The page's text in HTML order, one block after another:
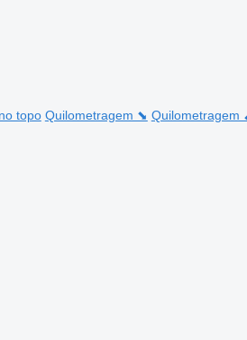
topo Quilometragem ⬊ Quilometragem